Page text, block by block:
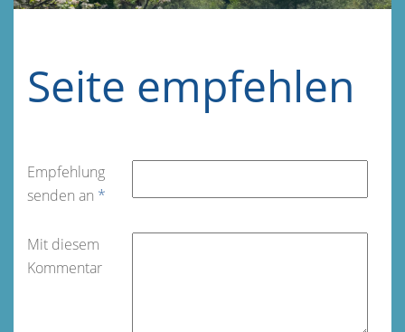
Seite empfehlen
Empfehlung
senden an *
Mit diesem
Kommentar